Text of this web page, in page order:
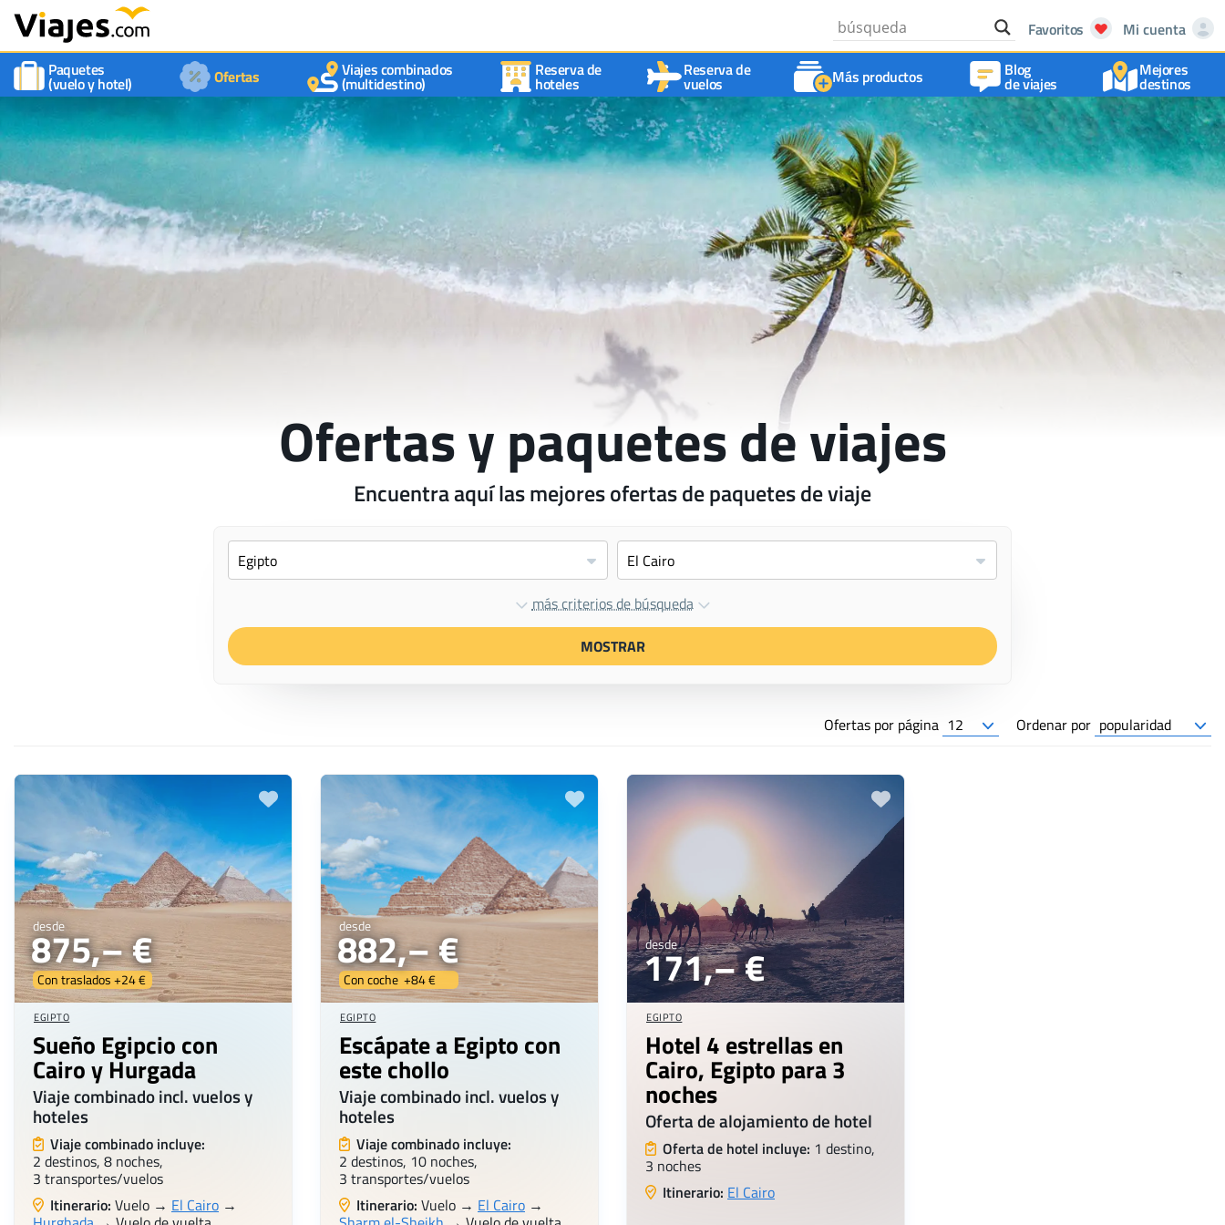
Favoritos
Mi cuenta
Paquetes
(vuelo y hotel) Ofertas Viajes combinados
(multidestino)
Reserva de
hoteles
Reserva de
vuelos Más productos Blog
de viajes
Mejores
destinos
Ofertas y paquetes de viajes
Encuentra aquí las mejores ofertas de paquetes de viaje
más criterios de búsqueda
MOSTRAR
Ofertas por página Ordenar por
desde
875,– €
Con traslados +24 €
EGIPTO
Sueño Egipcio con
Cairo y Hurgada
Viaje combinado incl. vuelos y
hoteles
Viaje combinado incluye:
2 destinos, 8 noches,
3 transportes/vuelos
Itinerario: Vuelo → El Cairo →
desde
882,– €
Con coche +84 €
EGIPTO
Escápate a Egipto con
este chollo
Viaje combinado incl. vuelos y
hoteles
Viaje combinado incluye:
2 destinos, 10 noches,
3 transportes/vuelos
Itinerario: Vuelo → El Cairo →
desde
171,– €
EGIPTO
Hotel 4 estrellas en
Cairo, Egipto para 3
noches
Oferta de alojamiento de hotel
Oferta de hotel incluye: 1 destino,
3 noches
Itinerario: El Cairo